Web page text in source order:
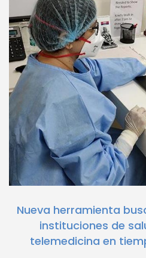
Nueva herramienta
instituciones de
telemedicina en